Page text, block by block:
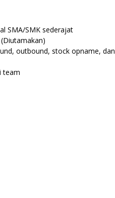
SMA/SMK sederajat
outbound, stock opname, dan
team